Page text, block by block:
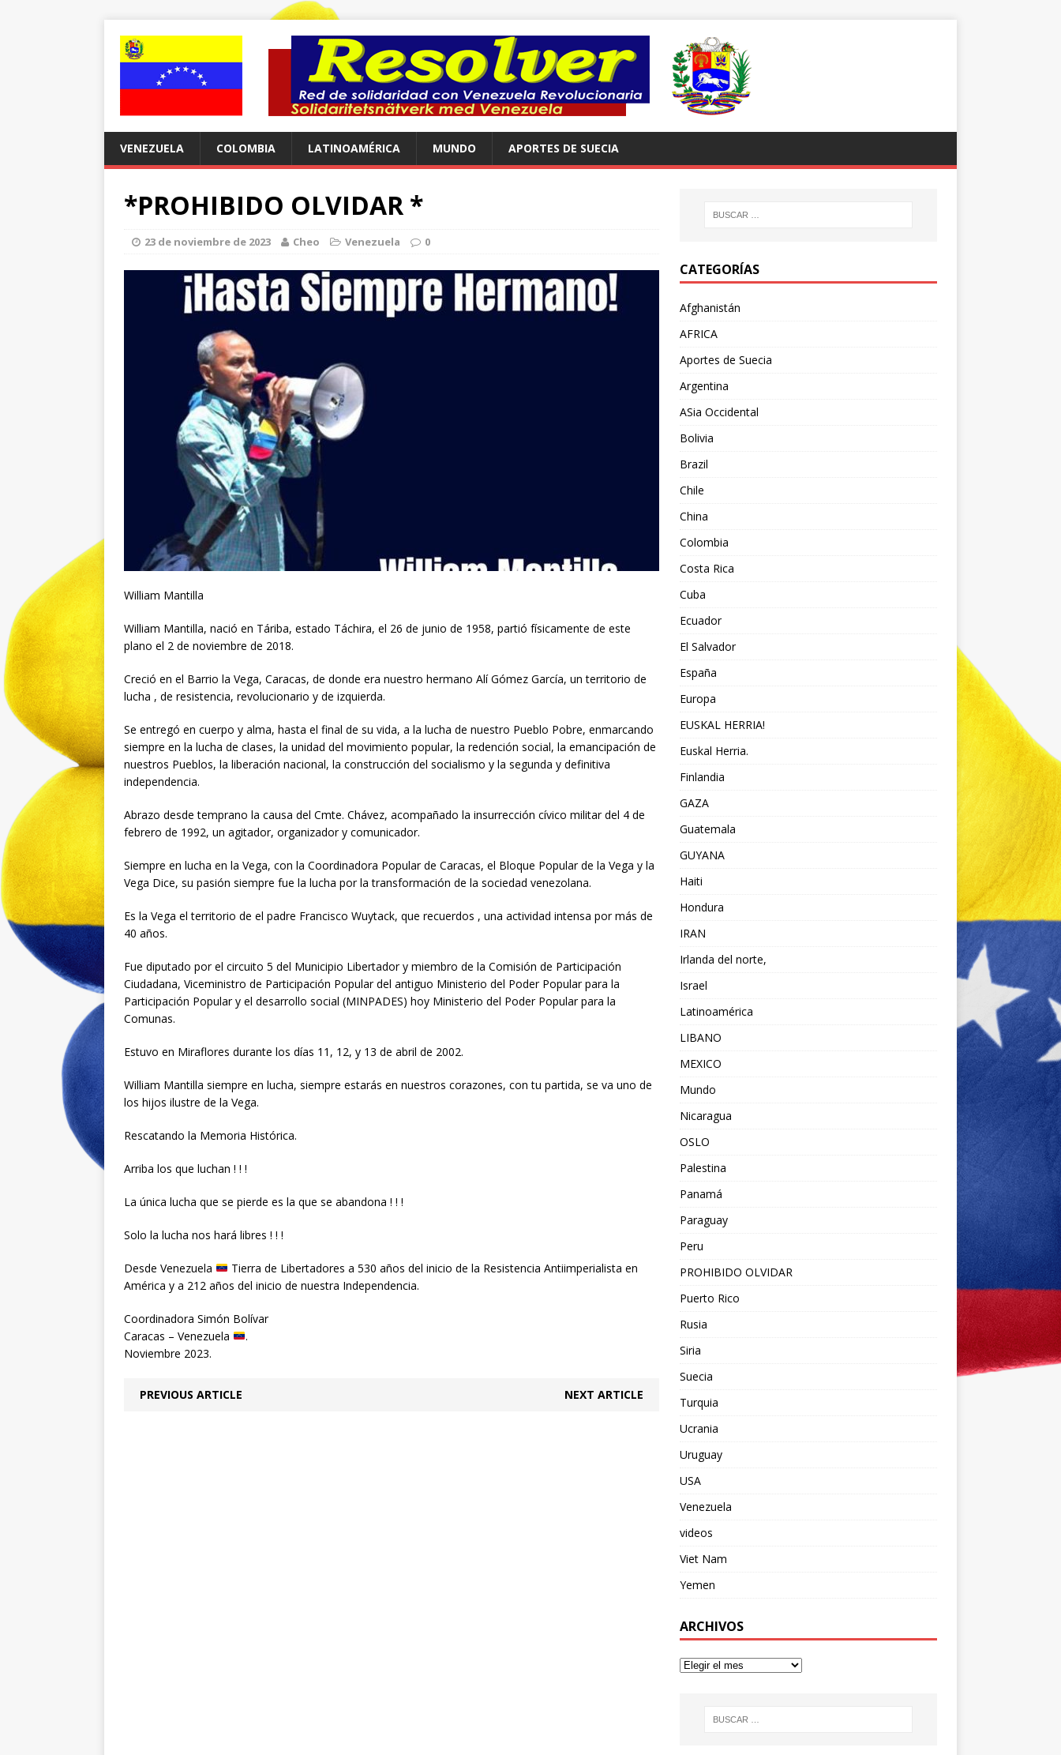
VENEZUELA COLOMBIA LATINOAMÉRICA MUNDO APORTES DE SUECIA
*PROHIBIDO OLVIDAR *
23 de noviembre de 2023 Cheo Venezuela 0
William Mantilla
William Mantilla, nació en Táriba, estado Táchira, el 26 de junio de 1958, partió físicamente de este
plano el 2 de noviembre de 2018.
Creció en el Barrio la Vega, Caracas, de donde era nuestro hermano Alí Gómez García, un territorio de
lucha , de resistencia, revolucionario y de izquierda.
Se entregó en cuerpo y alma, hasta el final de su vida, a la lucha de nuestro Pueblo Pobre, enmarcando
siempre en la lucha de clases, la unidad del movimiento popular, la redención social, la emancipación de
nuestros Pueblos, la liberación nacional, la construcción del socialismo y la segunda y definitiva
independencia.
Abrazo desde temprano la causa del Cmte. Chávez, acompañado la insurrección cívico militar del 4 de
febrero de 1992, un agitador, organizador y comunicador.
Siempre en lucha en la Vega, con la Coordinadora Popular de Caracas, el Bloque Popular de la Vega y la
Vega Dice, su pasión siempre fue la lucha por la transformación de la sociedad venezolana.
Es la Vega el territorio de el padre Francisco Wuytack, que recuerdos , una actividad intensa por más de
40 años.
Fue diputado por el circuito 5 del Municipio Libertador y miembro de la Comisión de Participación
Ciudadana, Viceministro de Participación Popular del antiguo Ministerio del Poder Popular para la
Participación Popular y el desarrollo social (MINPADES) hoy Ministerio del Poder Popular para la
Comunas.
Estuvo en Miraflores durante los días 11, 12, y 13 de abril de 2002.
William Mantilla siempre en lucha, siempre estarás en nuestros corazones, con tu partida, se va uno de
los hijos ilustre de la Vega.
Rescatando la Memoria Histórica.
Arriba los que luchan ! ! !
La única lucha que se pierde es la que se abandona ! ! !
Solo la lucha nos hará libres ! ! !
Desde Venezuela
Tierra de Libertadores a 530 años del inicio de la Resistencia Antiimperialista en
América y a 212 años del inicio de nuestra Independencia.
Coordinadora Simón Bolívar
Caracas – Venezuela
.
Noviembre 2023.
PREVIOUS ARTICLE NEXT ARTICLE
CATEGORÍAS
Afghanistán
AFRICA
Aportes de Suecia
Argentina
ASia Occidental
Bolivia
Brazil
Chile
China
Colombia
Costa Rica
Cuba
Ecuador
El Salvador
España
Europa
EUSKAL HERRIA!
Euskal Herria.
Finlandia
GAZA
Guatemala
GUYANA
Haiti
Hondura
IRAN
Irlanda del norte,
Israel
Latinoamérica
LIBANO
MEXICO
Mundo
Nicaragua
OSLO
Palestina
Panamá
Paraguay
Peru
PROHIBIDO OLVIDAR
Puerto Rico
Rusia
Siria
Suecia
Turquia
Ucrania
Uruguay
USA
Venezuela
videos
Viet Nam
Yemen
ARCHIVOS